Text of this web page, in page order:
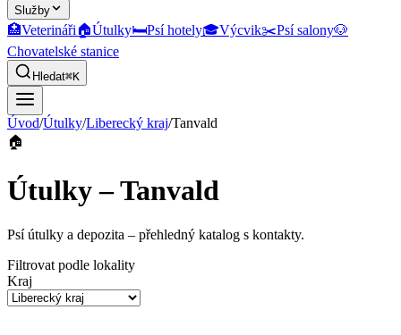
Služby
🏥Veterináři🏠Útulky🛏️Psí hotely🎓Výcvik✂️Psí salony🐶
Chovatelské stanice
Hledat⌘K
Úvod/Útulky/Liberecký kraj/Tanvald
🏠
Útulky – Tanvald
Psí útulky a depozita – přehledný katalog s kontakty.
Filtrovat podle lokality
Kraj